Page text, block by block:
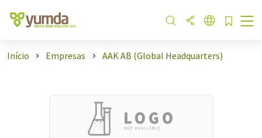
Início Empresas AAK AB (Global Headquarters)